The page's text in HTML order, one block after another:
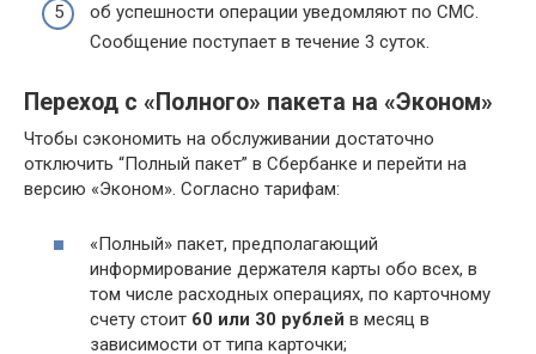
об успешности операции уведомляют по СМС.
Сообщение поступает в течение 3 суток.
Переход с «Полного» пакета на «Эконом»
Чтобы сэкономить на обслуживании достаточно
отключить “Полный пакет” в Сбербанке и перейти на
версию «Эконом». Согласно тарифам:
«Полный» пакет, предполагающий
информирование держателя карты обо всех, в
том числе расходных операциях, по карточному
счету стоит 60 или 30 рублей в месяц в
зависимости от типа карточки;